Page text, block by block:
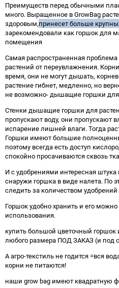
Преимуществ перед обычными
много. Выращенное в GrowBag
здоровым,принесет больше
зарекомендовали как горшок для
помещения
Самая распространенная
растений от переувлажнения.
время, они не могут дышать,
растение гибнет, медленно, но
не возможно- дышащие горшки для
Стенки дышащие горшки для
пропускают воду, они пропускают
испарение лишней влаги. Тогда
Горшки имеют большие
поэтому всегда есть доступ
спокойно просачиваются сквозь
И с удобрениями интересная
снаружи горшка в виде налета. По
следить за количеством удобрений
Горшок удобно хранить и его можно
использования.
купить большой цветочный горшок
любого размера ПОД ЗАКАЗ (и под
А агро-текстиль не годится =вся
корни не питаются!
наши grow bag имеют квадратную